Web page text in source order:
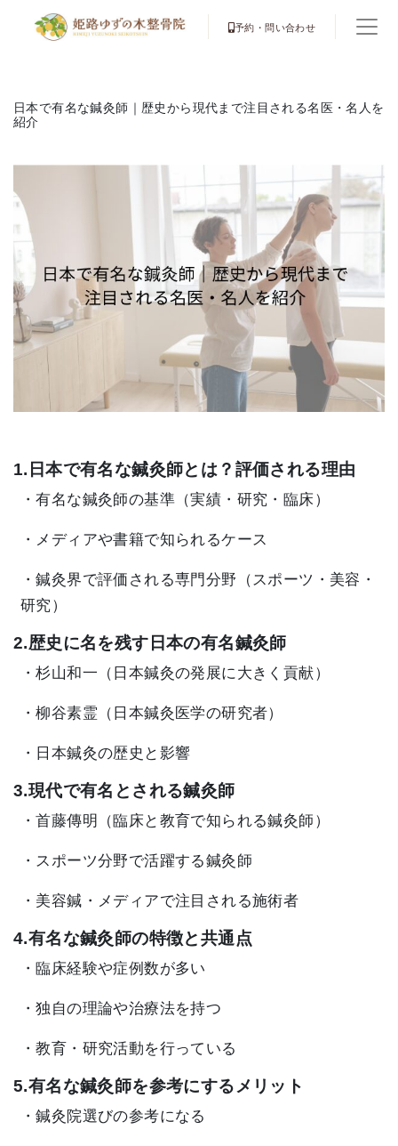
予約・問い合わせ
日本で有名な鍼灸師｜歴史から現代まで注目される名医・名人を
紹介
1.日本で有名な鍼灸師とは？評価される理由
・有名な鍼灸師の基準（実績・研究・臨床）
・メディアや書籍で知られるケース
・鍼灸界で評価される専門分野（スポーツ・美容・
研究）
2.歴史に名を残す日本の有名鍼灸師
・杉山和一（日本鍼灸の発展に大きく貢献）
・柳谷素霊（日本鍼灸医学の研究者）
・日本鍼灸の歴史と影響
3.現代で有名とされる鍼灸師
・首藤傳明（臨床と教育で知られる鍼灸師）
・スポーツ分野で活躍する鍼灸師
・美容鍼・メディアで注目される施術者
4.有名な鍼灸師の特徴と共通点
・臨床経験や症例数が多い
・独自の理論や治療法を持つ
・教育・研究活動を行っている
5.有名な鍼灸師を参考にするメリット
・鍼灸院選びの参考になる